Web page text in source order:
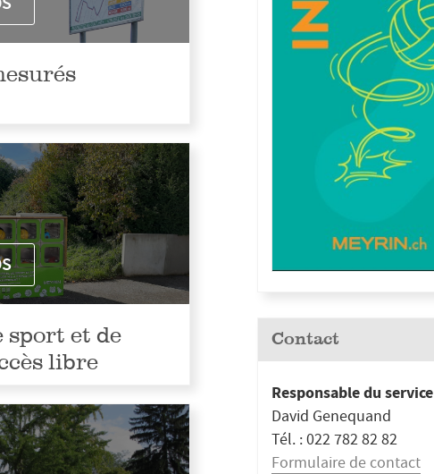
sport et de
libre
Contact
Responsable du service
David Genequand
Tél. : 022 782 82 82
Formulaire de contact